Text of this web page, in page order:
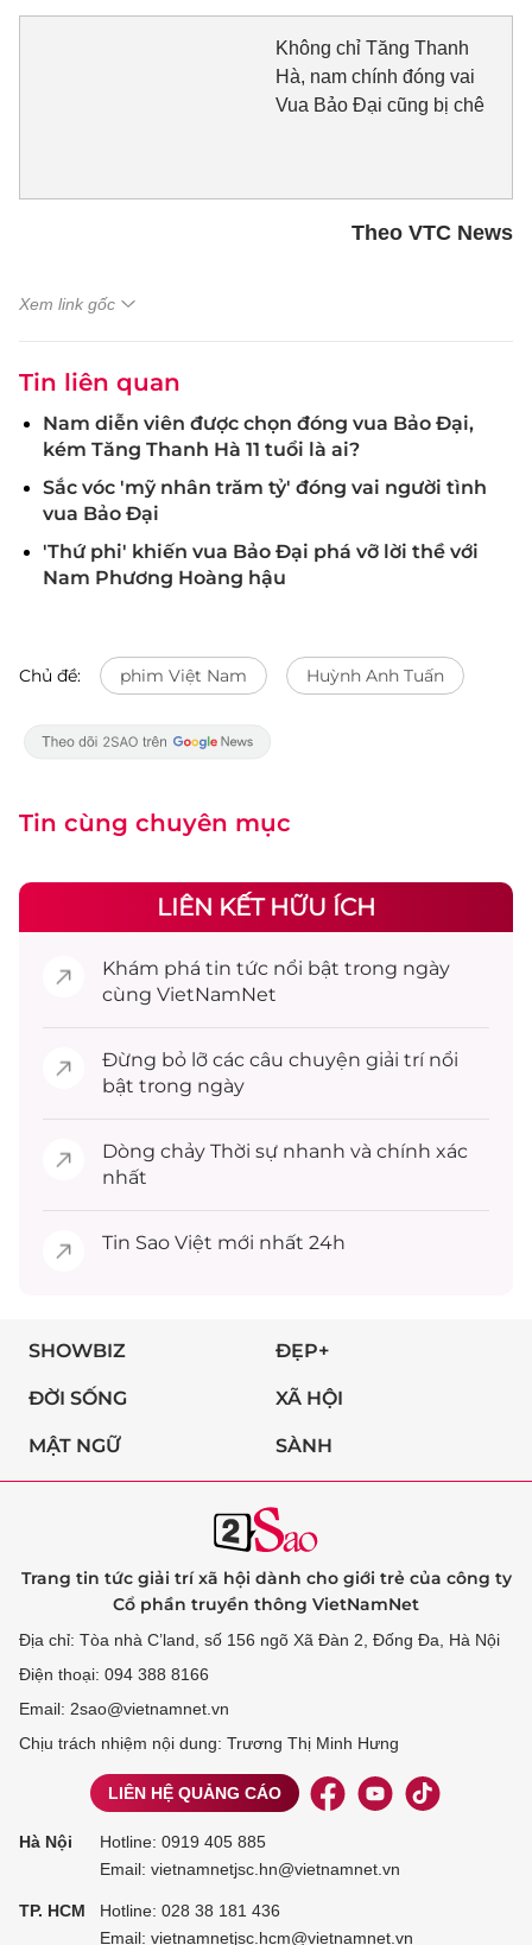
Không chỉ Tăng Thanh
Hà, nam chính đóng vai
Vua Bảo Đại cũng bị chê
Theo VTC News
Xem link gốc
Tin liên quan
Nam diễn viên được chọn đóng vua Bảo Đại,
kém Tăng Thanh Hà 11 tuổi là ai?
Sắc vóc 'mỹ nhân trăm tỷ' đóng vai người tình
vua Bảo Đại
'Thứ phi' khiến vua Bảo Đại phá vỡ lời thề với
Nam Phương Hoàng hậu
Chủ đề: phim Việt Nam Huỳnh Anh Tuấn
Tin cùng chuyên mục
LIÊN KẾT HỮU ÍCH
Khám phá tin tức nổi bật trong ngày
cùng VietNamNet
Đừng bỏ lỡ các câu chuyện giải trínổi
bật trong ngày
Dòng chảy Thời sự nhanh và chính xác
nhất
Tin Sao Việt mới nhất 24h
SHOWBIZ ĐẸP+
ĐỜI SỐNG XÃ HỘI
MẬT NGỮ SÀNH
Trang tin tức giải trí xã hội dành cho giới trẻ của công ty
Cổ phần truyền thông VietNamNet
Địa chỉ: Tòa nhà C’land, số 156 ngõ Xã Đàn 2, Đống Đa, Hà Nội
Điện thoại: 094 388 8166
Email: 2sao@vietnamnet.vn
Chịu trách nhiệm nội dung: Trương Thị Minh Hưng
LIÊN HỆ QUẢNG CÁO
Hà Nội Hotline: 0919 405 885
Email: vietnamnetjsc.hn@vietnamnet.vn
TP. HCM Hotline: 028 38 181 436
Email: vietnamnetjsc.hcm@vietnamnet.vn